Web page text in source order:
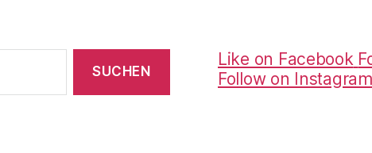
Like on Facebook
Follow on Instagram